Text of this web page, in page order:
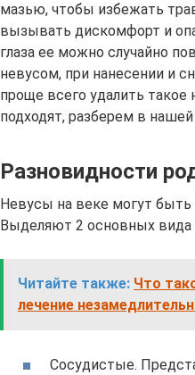
мазью, чтобы избежать
вызывать дискомфорт и
глаза ее можно случайно
невусом, при нанесении и
проще всего удалить такое
подходят, разберем в нашей
Разновидности
Невусы на веке могут быть
Выделяют 2 основных вида
Читайте также: Что
лечение
Сосудистые.